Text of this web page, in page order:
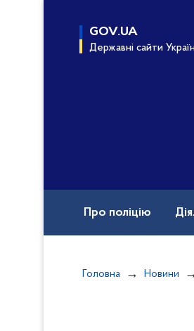
GOV.UA
Державні сайти
Про поліцію
Головна Новини